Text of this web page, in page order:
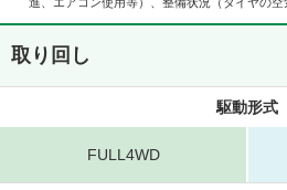
取り回し
駆動形式
FULL4WD